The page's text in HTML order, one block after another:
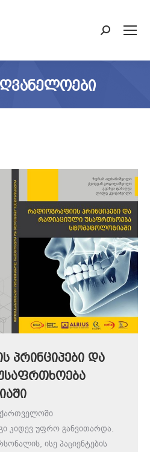
Search:
პრინციპები და
კიდევ უფრო განვითარდა.
ისე პაციენტების